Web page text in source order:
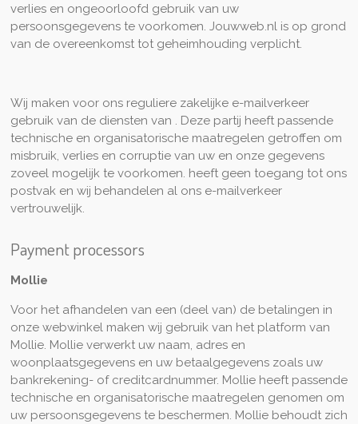
verlies en ongeoorloofd gebruik van uw
persoonsgegevens te voorkomen. Jouwweb.nl is op grond
van de overeenkomst tot geheimhouding verplicht.
Wij maken voor ons reguliere zakelijke e-mailverkeer
gebruik van de diensten van . Deze partij heeft passende
technische en organisatorische maatregelen getroffen om
misbruik, verlies en corruptie van uw en onze gegevens
zoveel mogelijk te voorkomen. heeft geen toegang tot ons
postvak en wij behandelen al ons e-mailverkeer
vertrouwelijk.
Payment processors
Mollie
Voor het afhandelen van een (deel van) de betalingen in
onze webwinkel maken wij gebruik van het platform van
Mollie. Mollie verwerkt uw naam, adres en
woonplaatsgegevens en uw betaalgegevens zoals uw
bankrekening- of creditcardnummer. Mollie heeft passende
technische en organisatorische maatregelen genomen om
uw persoonsgegevens te beschermen. Mollie behoudt zich